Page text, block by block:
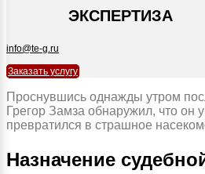
ЭКСПЕРТИЗА
info@te-g.ru
Заказать услугу
Проснувшись однажды утром
Грегор Замза обнаружил, что он
превратился в страшное
Назначение